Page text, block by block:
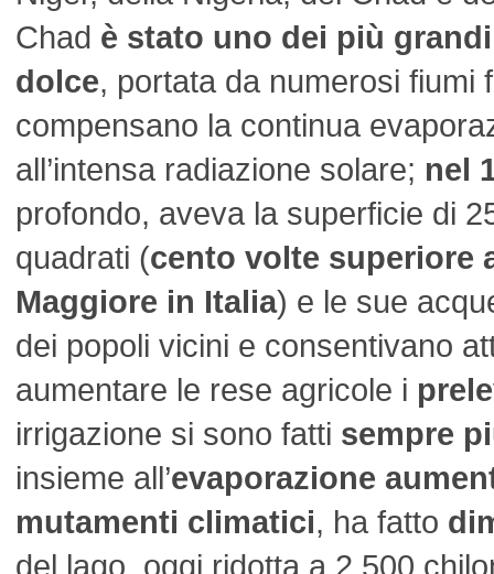
Chad è stato uno dei più
dolce, portata da numerosi fiumi
compensano la continua
all’intensa radiazione solare; nel
profondo, aveva la superficie di
quadrati (cento volte superiore
Maggiore in Italia) e le sue
dei popoli vicini e consentivano
aumentare le rese agricole i
irrigazione si sono fatti sempre
insieme all’evaporazione
mutamenti climatici, ha fatto
del lago, oggi ridotta a 2.500